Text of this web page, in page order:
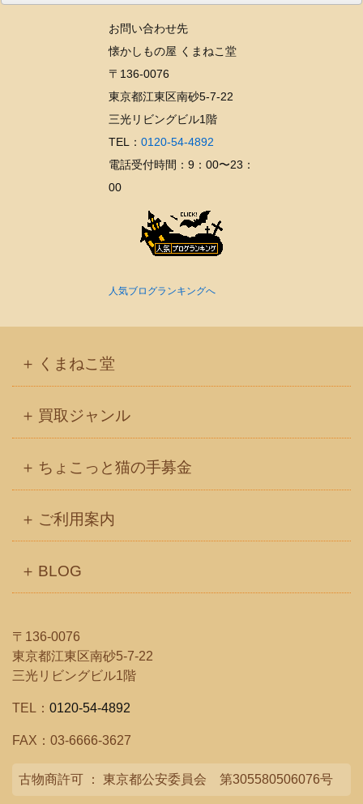
お問い合わせ先
懐かしもの屋 くまねこ堂
〒136-0076
東京都江東区南砂5-7-22
三光リビングビル1階
TEL： 0120-54-4892
電話受付時間：9：00〜23：
00
人気ブログランキングへ
くまねこ堂
買取ジャンル
ちょこっと猫の手募金
ご利用案内
BLOG
〒136-0076
東京都江東区南砂5-7-22
三光リビングビル1階
TEL： 0120-54-4892
FAX：03-6666-3627
古物商許可 ： 東京都公安委員会 第305580506076号